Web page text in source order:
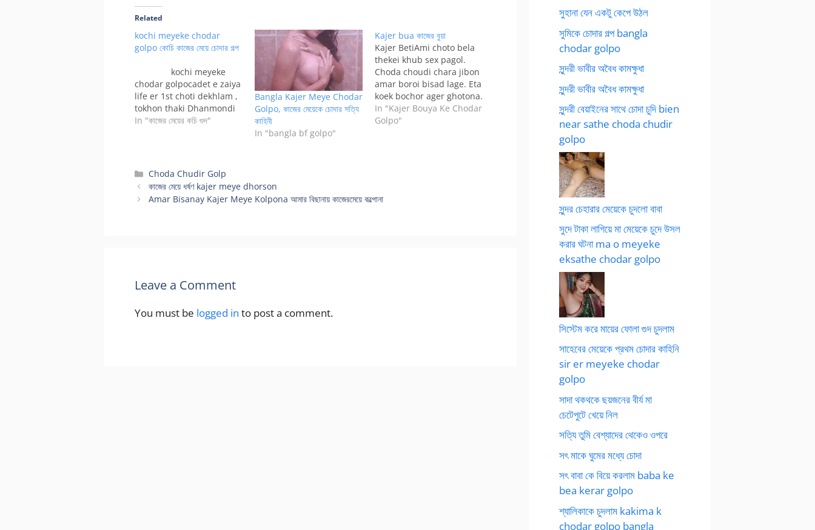
Related
kochi meyeke chodar
golpo কোচি কাজের মেয়ে চোদার গল্প
kochi meyeke
chodar golpocadet e zaiya
life er 1st choti dekhlam ,
tokhon thaki Dhanmondi
te , basai new kazer meye
cadet theke basai ashle
koidin ghor thekei ber
hoitam na cause Cadet e
amer…
In "কাজের মেয়ের কচি গুদ"
Bangla Kajer Meye Chodar
Golpo, কাজের মেয়েকে চোদার সত্যি
কাহিনী
In "bangla bf golpo"
Kajer bua কাজের বুয়া
Kajer BetiAmi choto bela
thekei khub sex pagol.
Choda choudi chara jibon
amar boroi bisad lage. Eta
koek bochor ager ghotona.
Tokhon amar boyos 20.
Saradin tokhon duchoke
In "Kajer Bouya Ke Chodar
Golpo"
Categories
Choda Chudir Golp
কাজের মেয়ে ধর্ষণ kajer meye dhorson
Amar Bisanay Kajer Meye Kolpona আমার বিছানায় কাজেরমেয়ে কল্পোনা
Leave a Comment
You must be logged in to post a comment.
সুহানা যেন একটু কেপে উঠল
সুমিকে চোদার গল্প bangla
chodar golpo
সুন্দরী ভাবীর অবৈধ কামক্ষুধা
সুন্দরী ভাবীর অবৈধ কামক্ষুধা
সুন্দরী বেয়াইনের সাথে চোদা চুদি bien
near sathe choda chudir
golpo
সুন্দর চেহারার মেয়েকে চুদলো বাবা
সুদে টাকা লাগিয়ে মা মেয়েকে চুদে উসল
করার ঘটনা ma o meyeke
eksathe chodar golpo
সিস্টেম করে মায়ের ফোলা গুদ চুদলাম
সাহেবের মেয়েকে প্রথম চোদার কাহিনি
sir er meyeke chodar
golpo
সাদা থকথকে ছয়জনের বীর্য মা
চেটেপুটে খেয়ে নিল
সত্যি তুমি বেশ্যাদের থেকেও ওপরে
সৎ মাকে ঘুমের মধ্যে চোদা
সৎ বাবা কে বিয়ে করলাম baba ke
bea kerar golpo
শ্যালিকাকে চুদলাম kakima k
chodar golpo bangla